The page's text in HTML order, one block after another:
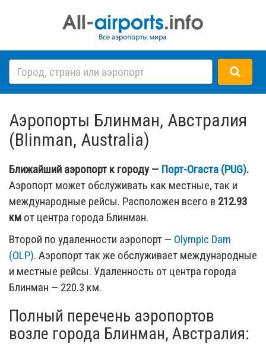
Аэропорты Блинман, Австралия
(Blinman, Australia)
Ближайший аэропорт к городу — Порт-Огаста (PUG).
Аэропорт может обслуживать как местные, так и
международные рейсы. Расположен всего в 212.93
км от центра города Блинман.
Второй по удаленности аэропорт — Olympic Dam
(OLP). Аэропорт так же обслуживает международные
и местные рейсы. Удаленность от центра города
Блинман — 220.3 км.
Полный перечень аэропортов
возле города Блинман, Австралия: